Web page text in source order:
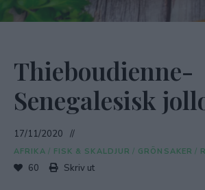
Thieboudienne-
Senegalesisk
17/11/2020
AFRIKA / FISK & SKALDJUR / GRÖNSAKER /
60 Skriv ut